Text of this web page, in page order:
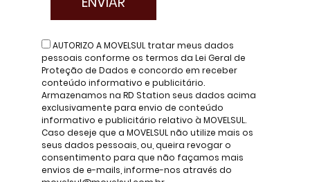
AUTORIZO A MOVELSUL tratar meus dados
pessoais conforme os termos da Lei Geral de
Proteção de Dados e concordo em receber
conteúdo informativo e publicitário.
Armazenamos na RD Station seus dados acima
exclusivamente para envio de conteúdo
informativo e publicitário relativo à MOVELSUL.
Caso deseje que a MOVELSUL não utilize mais os
seus dados pessoais, ou, queira revogar o
consentimento para que não façamos mais
envios de e-mails, informe-nos através do